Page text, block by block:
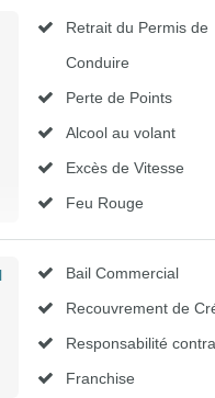
Retrait du Permis de
Conduire
Perte de Points
Alcool au volant
Excès de Vitesse
Feu Rouge
Bail Commercial
Recouvrement de
Responsabilité
Franchise